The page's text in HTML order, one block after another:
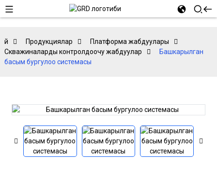
Үй Продукциялар
Платформа жабдуулары
Скважиналарды контролдоочу жабдуулар
Башкарылган
басым бургулоо системасы